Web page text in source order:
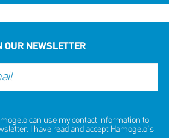
OUR NEWSLETTER
can use my contact information to
I have read and accept Hamogelo's